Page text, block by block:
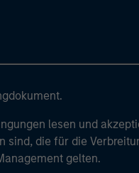
lesen und
sind, die für die
gelten.